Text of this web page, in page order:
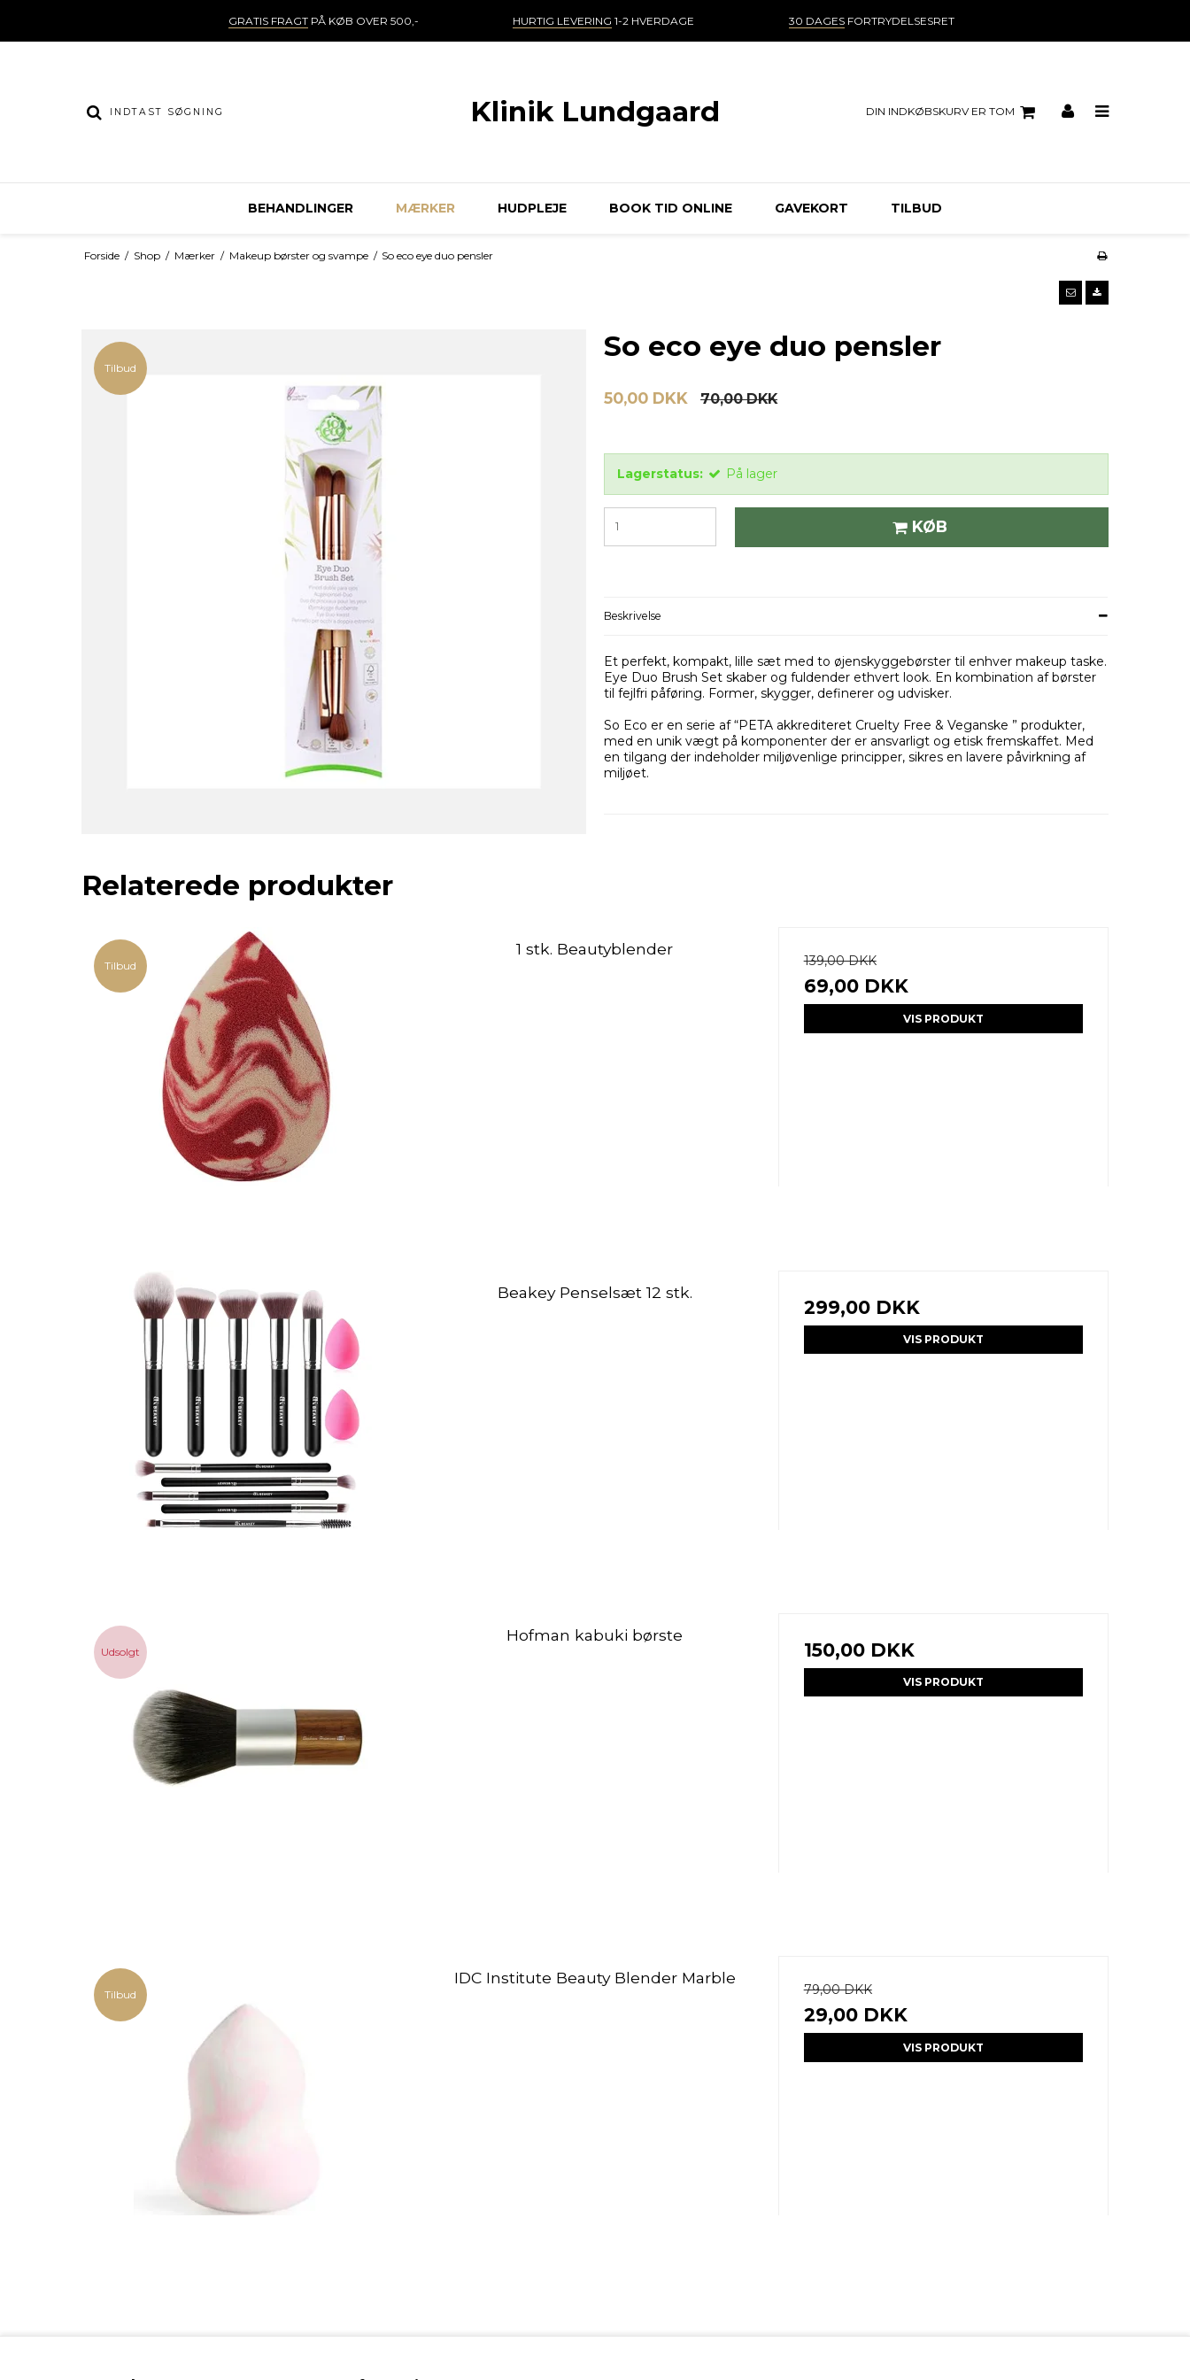
GRATIS FRAGTPÅ KØB OVER 500,- HURTIG LEVERING 1-2 HVERDAGE 30 DAGESFORTRYDELSESRET
Klinik Lundgaard DIN INDKØBSKURV ER TOM
BEHANDLINGER MÆRKER HUDPLEJE BOOK TID ONLINE GAVEKORT TILBUD
Forside / Shop / Mærker / Makeup børster og svampe / So eco eye duo pensler
Tilbud
So eco eye duo pensler
50,00 DKK 70,00 DKK
Lagerstatus: På lager
KØB
Beskrivelse
Et perfekt, kompakt, lille sæt med to øjenskyggebørster til enhver makeup taske.
Eye Duo Brush Set skaber og fuldender ethvert look. En kombination af børster
til fejlfri påføring. Former, skygger, definerer og udvisker.
So Eco er en serie af “PETA akkrediteret Cruelty Free & Veganske ” produkter,
med en unik vægt på komponenter der er ansvarligt og etisk fremskaffet. Med
en tilgang der indeholder miljøvenlige principper, sikres en lavere påvirkning af
miljøet.
Relaterede produkter
Tilbud
1 stk. Beautyblender
139,00 DKK
69,00 DKK
VIS PRODUKT
Beakey Penselsæt 12 stk.
299,00 DKK
VIS PRODUKT
Udsolgt
Hofman kabuki børste
150,00 DKK
VIS PRODUKT
Tilbud
IDC Institute Beauty Blender Marble
79,00 DKK
29,00 DKK
VIS PRODUKT